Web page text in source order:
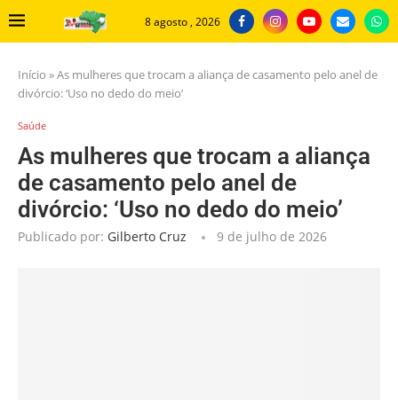
8 agosto , 2026
Início »As mulheres que trocam a aliança de casamento pelo anel de
divórcio: ‘Uso no dedo do meio’
Saúde
As mulheres que trocam a aliança
de casamento pelo anel de
divórcio: ‘Uso no dedo do meio’
Publicado por: Gilberto Cruz 9 de julho de 2026